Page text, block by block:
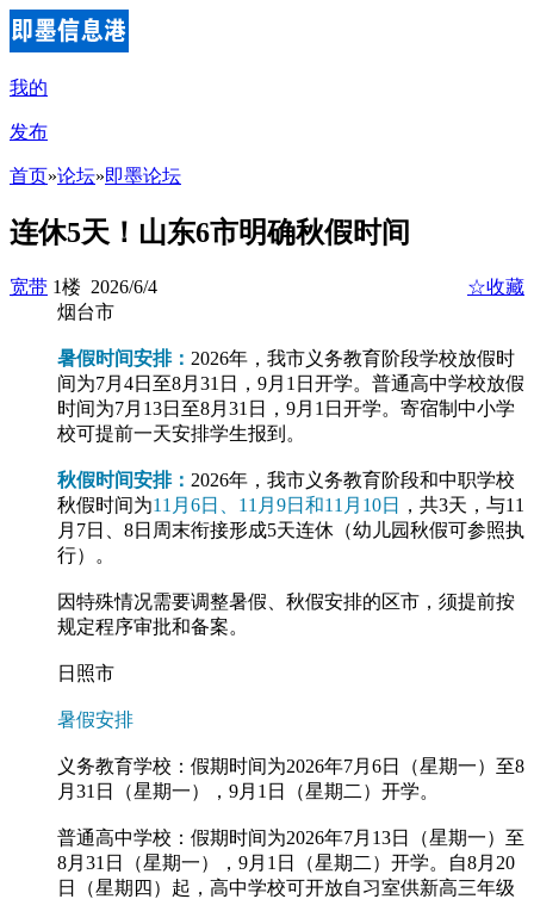
我的
发布
首页»论坛»即墨论坛
连休5天！山东6市明确秋假时间
宽带 1楼 2026/6/4
☆收藏
烟台市
暑假时间安排： 2026年，我市义务教育阶段学校放假时
间为7月4日至8月31日，9月1日开学。普通高中学校放假
时间为7月13日至8月31日，9月1日开学。寄宿制中小学
校可提前一天安排学生报到。
秋假时间安排： 2026年，我市义务教育阶段和中职学校
秋假时间为11月6日、11月9日和11月10日
，共3天，与11
月7日、8日周末衔接形成5天连休（幼儿园秋假可参照执
行）。
因特殊情况需要调整暑假、秋假安排的区市，须提前按
规定程序审批和备案。
日照市
暑假安排
义务教育学校：假期时间为2026年7月6日（星期一）至8
月31日（星期一），9月1日（星期二）开学。
普通高中学校：假期时间为2026年7月13日（星期一）至
8月31日（星期一），9月1日（星期二）开学。自8月20
日（星期四）起，高中学校可开放自习室供新高三年级